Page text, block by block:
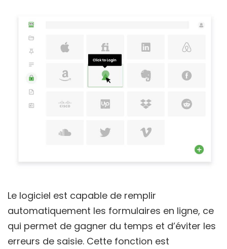
Le logiciel est capable de remplir
automatiquement les formulaires en ligne, ce
qui permet de gagner du temps et d’éviter les
erreurs de saisie. Cette fonction est